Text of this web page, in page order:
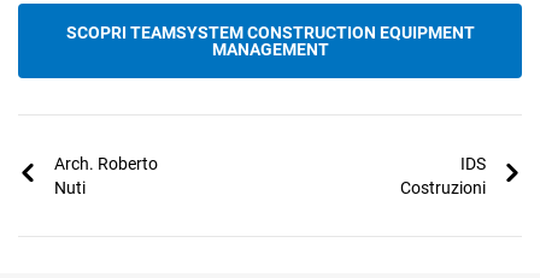
SCOPRI TEAMSYSTEM CONSTRUCTION EQUIPMENT
MANAGEMENT
Arch. Roberto
Nuti
IDS
Costruzioni